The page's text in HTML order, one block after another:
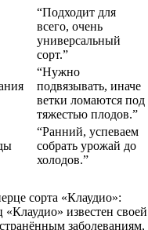
“Подходит для
всего, очень
универсальный
сорт.”
“Нужно
подвязывать, иначе
ветки ломаются под
тяжестью плодов.”
“Ранний, успеваем
собрать урожай до
холодов.”
сорта «Клаудио»:
«Клаудио» известен своей
заболеваниям,